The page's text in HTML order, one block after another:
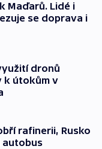
Maďarů. Lidé i
se doprava i
dronů
k útokům v
rafinerii, Rusko
autobus